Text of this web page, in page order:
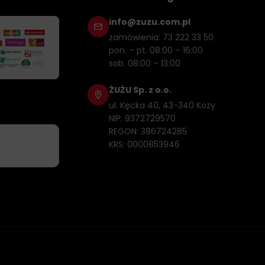
info@zuzu.com.pl
zamówienia: 73 222 33 50
pon. – pt. 08:00 – 16:00
sob. 08:00 – 13:00
ŻUŻU Sp. z o.o.
ul. Kęcka 40, 43-340 Kozy
NIP: 9372729570
REGON: 386724285
KRS: 0000853946